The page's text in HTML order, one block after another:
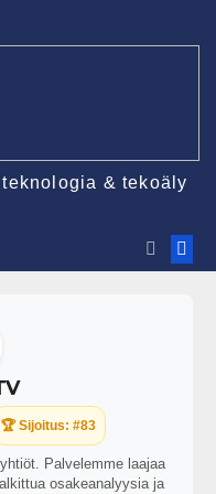
& tekoäly
🏆 Sijoitus: #83
Palvelemme laajaa
osakeanalyysia ja